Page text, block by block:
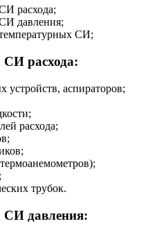
расхода;
давления;
СИ;
СИ расхода:
устройств, аспираторов;
расхода;
трубок.
СИ давления: